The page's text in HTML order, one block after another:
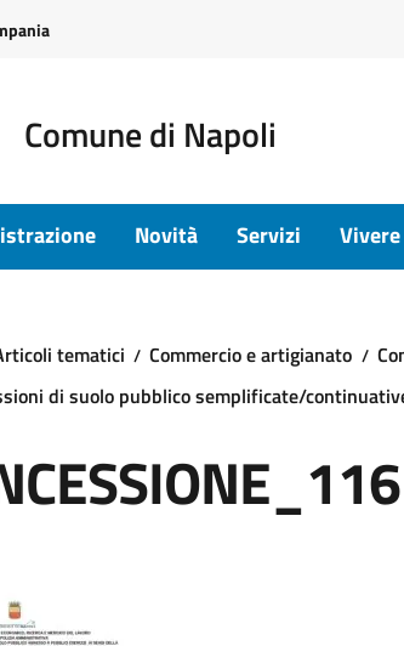
Comune di Napoli
Novità Servizi
tematici Commercio e artigianato
di suolo pubblico semplificate/